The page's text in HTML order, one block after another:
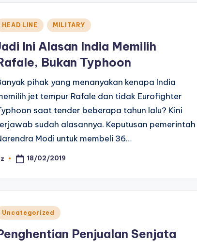
HEAD LINE MILITARY
Ini Alasan India Memilih
Bukan Typhoon
pihak yang menanyakan kenapa India
jet tempur Rafale dan tidak Eurofighter
saat tender beberapa tahun lalu? Kini
sudah alasannya. Keputusan pemerintah
Modi untuk membeli 36…
18/02/2019
Uncategorized
Penjualan Senjata